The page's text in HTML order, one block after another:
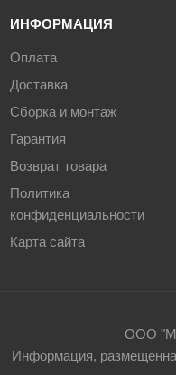
ИНФОРМАЦИЯ
Оплата
Доставка
Сборка и монтаж
Гарантия
Возврат товара
Политика
конфиденциальности
Карта сайта
ООО
Информация,